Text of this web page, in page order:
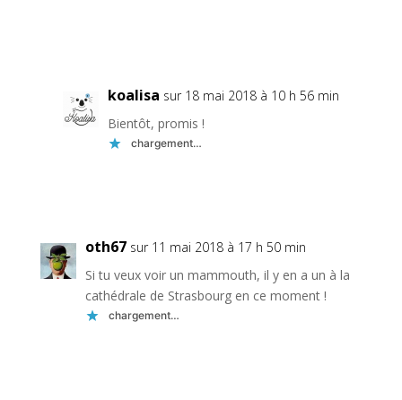
koalisa sur 18 mai 2018 à 10 h 56 min
Bientôt, promis !
chargement…
oth67 sur 11 mai 2018 à 17 h 50 min
Si tu veux voir un mammouth, il y en a un à la
cathédrale de Strasbourg en ce moment !
chargement…